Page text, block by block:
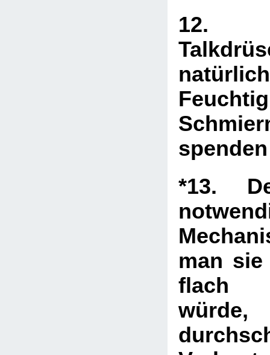
12.
*13.
man
flach